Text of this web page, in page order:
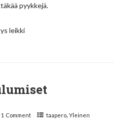
pyykkejä.
leikki
1 Comment taapero,Yleinen